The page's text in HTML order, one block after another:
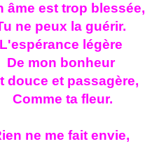
âme est trop blessée,
ne peux la guérir.
L'espérance légère
De mon bonheur
douce et passagère,
Comme ta fleur.
ne me fait envie,